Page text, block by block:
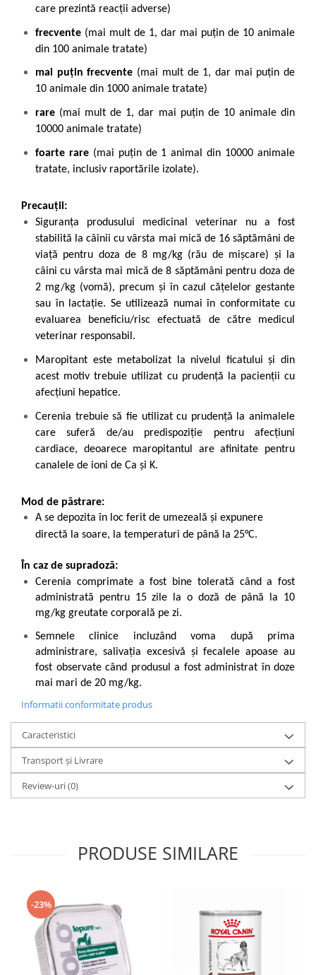
care prezintă reacţii adverse)
frecvente (mai mult de 1, dar mai puţin de 10 animale
din 100 animale tratate)
mai puțin frecvente (mai mult de 1, dar mai puţin de
10 animale din 1000 animale tratate)
rare (mai mult de 1, dar mai puţin de 10 animale din
10000 animale tratate)
foarte rare(mai puţin de 1 animal din 10000 animale
tratate, inclusiv raportările izolate).
Precauții:
Siguranţa produsului medicinal veterinar nu a fost
stabilită la câinii cu vârsta mai mică de 16 săptămâni de
viaţă pentru doza de 8 mg/kg (rău de mişcare) şi la
câini cu vârsta mai mică de 8 săptămâni pentru doza de
2 mg/kg (vomă), precum şi în cazul căţelelor gestante
sau în lactaţie. Se utilizează numai în conformitate cu
evaluarea beneficiu/risc efectuată de către medicul
veterinar responsabil.
Maropitant este metabolizat la nivelul ficatului şi din
acest motiv trebuie utilizat cu prudență la pacienţii cu
afecţiuni hepatice.
Cerenia trebuie să fie utilizat cu prudenţă la animalele
care suferă de/au predispoziţie pentru afecţiuni
cardiace, deoarece maropitantul are afinitate pentru
canalele de ioni de Ca şi K.
Mod de păstrare:
A se depozita în loc ferit de umezeală și expunere
directă la soare, la temperaturi de până la 25°C.
În caz de supradoză:
Cerenia comprimate a fost bine tolerată când a fost
administrată pentru 15 zile la o doză de până la 10
mg/kg greutate corporală pe zi.
Semnele clinice incluzând voma după prima
administrare, salivaţia excesivă şi fecalele apoase au
fost observate când produsul a fost administrat în doze
mai mari de 20 mg/kg.
Informatii conformitate produs
Caracteristici
Transport și Livrare
Review-uri(0)
PRODUSE SIMILARE
-23%